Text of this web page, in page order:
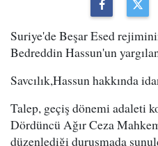
Suriye'de Beşar Esed
Bedreddin Hassun'un
Savcılık,Hassun hakkında
Talep, geçiş dönemi adaleti
Dördüncü Ağır Ceza
düzenlediği duruşmada